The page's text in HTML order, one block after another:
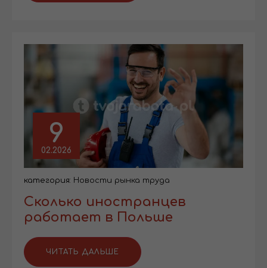
9
02.2026
категория: Новости рынка труда
Сколько иностранцев
работает в Польше
ЧИТАТЬ ДАЛЬШЕ